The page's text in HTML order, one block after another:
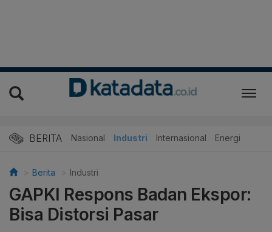
BERITA Nasional Industri Internasional Energi
Berita Industri
GAPKI Respons Badan Ekspor:
Bisa Distorsi Pasar